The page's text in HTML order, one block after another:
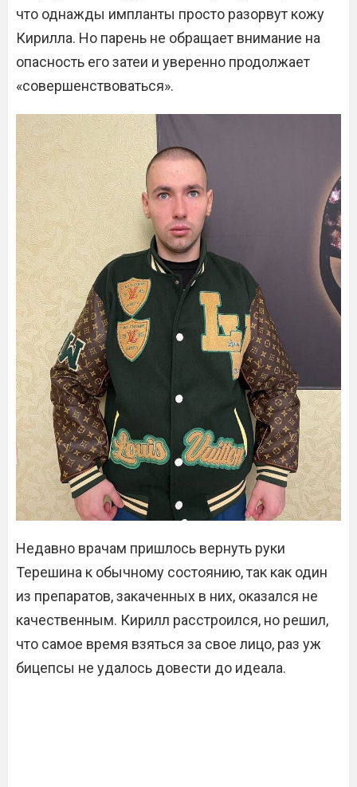
что однажды импланты просто разорвут кожу
Кирилла. Но парень не обращает внимание на
опасность его затеи и уверенно продолжает
«совершенствоваться».
Недавно врачам пришлось вернуть руки
Терешина к обычному состоянию, так как один
из препаратов, закаченных в них, оказался не
качественным. Кирилл расстроился, но решил,
что самое время взяться за свое лицо, раз уж
бицепсы не удалось довести до идеала.